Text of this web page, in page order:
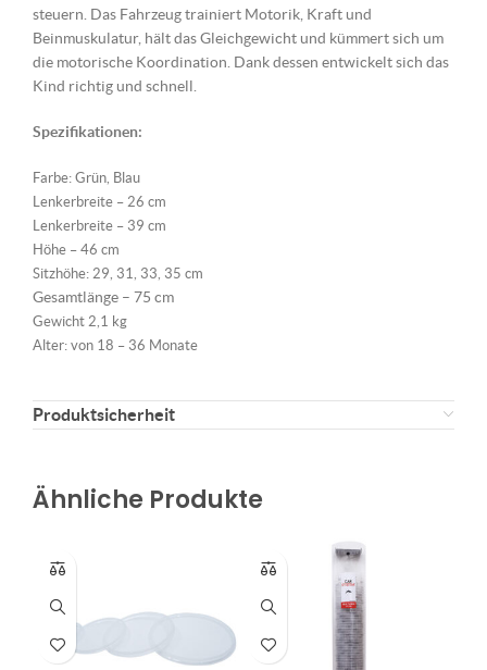
steuern. Das Fahrzeug trainiert Motorik, Kraft und
Beinmuskulatur, hält das Gleichgewicht und kümmert sich um
die motorische Koordination. Dank dessen entwickelt sich das
Kind richtig und schnell.
Spezifikationen:
Farbe: Grün, Blau
Lenkerbreite – 26 cm
Lenkerbreite – 39 cm
Höhe – 46 cm
Sitzhöhe: 29, 31, 33, 35 cm
Gesamtlänge – 75 cm
Gewicht 2,1 kg
Alter: von 18 – 36 Monate
Produktsicherheit
Ähnliche Produkte